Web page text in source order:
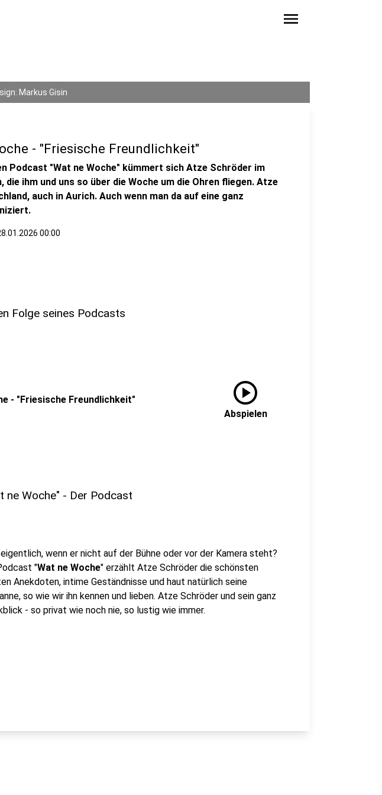
menu
Markus Gisin
- "Friesische Freundlichkeit"
Podcast "Wat ne Woche" kümmert sich Atze Schröder im
die ihm und uns so über die Woche um die Ohren fliegen. Atze
auch in Aurich. Auch wenn man da auf eine ganz
00:00
Folge seines Podcasts
- "Friesische Freundlichkeit" play_circle
Abspielen
ne Woche" - Der Podcast
wenn er nicht auf der Bühne oder vor der Kamera steht?
"Wat ne Woche" erzählt Atze Schröder die schönsten
Anekdoten, intime Geständnisse und haut natürlich seine
so wie wir ihn kennen und lieben. Atze Schröder und sein ganz
- so privat wie noch nie, so lustig wie immer.